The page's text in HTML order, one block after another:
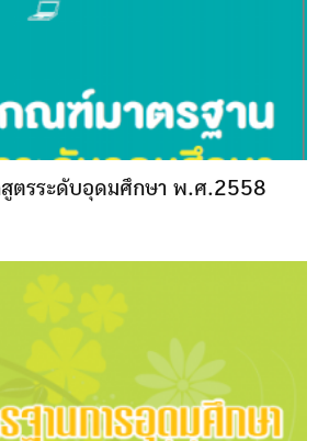
ตรระดับอุดมศึกษา พ.ศ.2558